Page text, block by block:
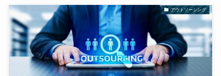
アウトソーシング